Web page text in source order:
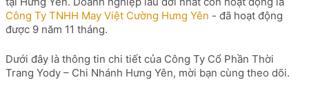
Công Ty TNHH May Việt Cường Hưng Yên - đã hoạt động
được 9 năm 11 tháng.
Dưới đây là thông tin chi tiết của Công Ty Cổ Phần Thời
Trang Yody – Chi Nhánh Hưng Yên, mời bạn cùng theo dõi.